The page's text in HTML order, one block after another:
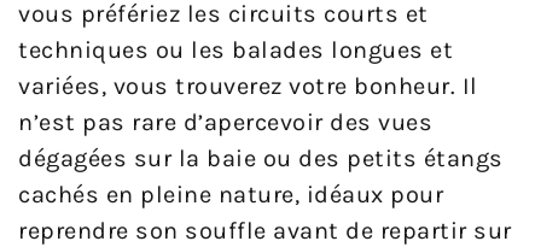
vous préfériez les circuits courts et
techniques ou les balades longues et
variées, vous trouverez votre bonheur. Il
n’est pas rare d’apercevoir des vues
dégagées sur la baie ou des petits étangs
cachés en pleine nature, idéaux pour
reprendre son souffle avant de repartir sur